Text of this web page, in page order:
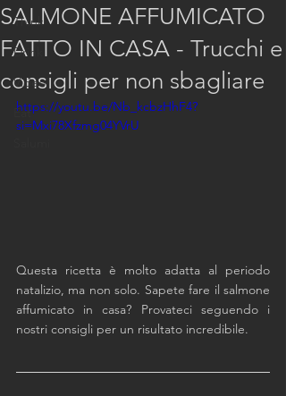
Think
Drink
Video
Eat
SALMONE AFFUMICATO
FATTO IN CASA - Trucchi e
consigli per non sbagliare
https://youtu.be/Nb_kcbzHhF4?
si=Mxi78Xfzmg04YVrU
Questa ricetta è molto adatta al periodo
natalizio, ma non solo. Sapete fare il salmone
affumicato in casa? Provateci seguendo i
nostri consigli per un risultato incredibile.